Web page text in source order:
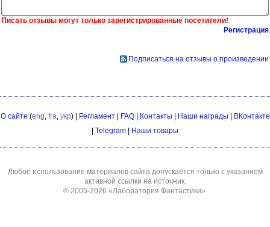
Писать отзывы могут только зарегистрированные посетители!
Регистрация
Подписаться на отзывы о произведении
О сайте (eng fra укр) | Регламент| FAQ| Контакты | Наши награды | ВКонтакте
| Telegram | Наши товары
Любое использование материалов сайта допускается только с указанием
активной ссылки на источник.
© 2005-2026 «Лаборатория Фантастики»